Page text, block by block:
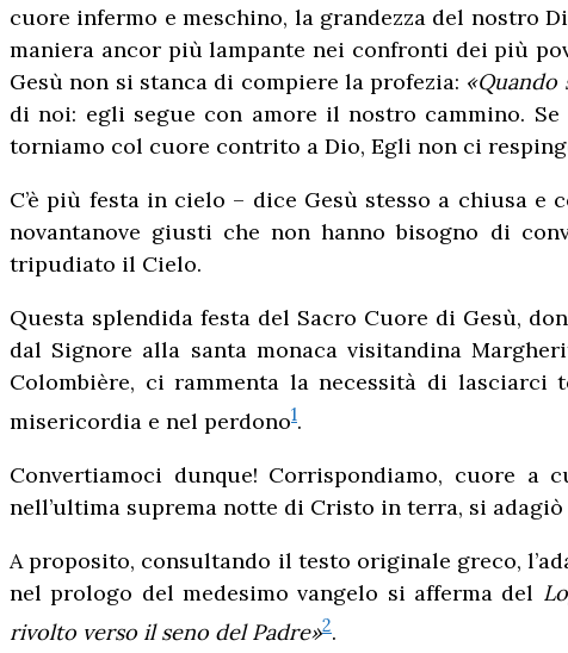
cuore infermo e meschino, la grandezza del nostro
maniera ancor più lampante nei confronti dei più
Gesù non si stanca di compiere la profezia: «Quando
di noi: egli segue con amore il nostro cammino.
torniamo col cuore contrito a Dio, Egli non ci
C’è più festa in cielo – dice Gesù stesso a chiusa
novantanove giusti che non hanno bisogno di
tripudiato il Cielo.
Questa splendida festa del Sacro Cuore di Gesù,
dal Signore alla santa monaca visitandina
Colombière, ci rammenta la necessità di
misericordia e nel perdono1.
Convertiamoci dunque! Corrispondiamo, cuore a
nell’ultima suprema notte di Cristo in terra, si
A proposito, consultando il testo originale greco,
nel prologo del medesimo vangelo si afferma del
rivolto verso il seno del Padre»2.